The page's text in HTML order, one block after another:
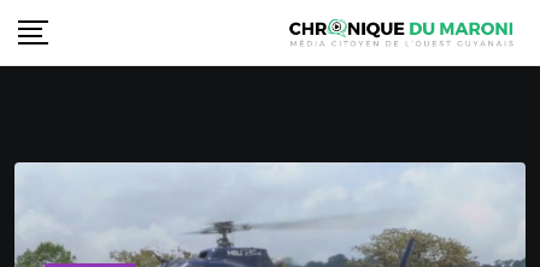
Skip
to